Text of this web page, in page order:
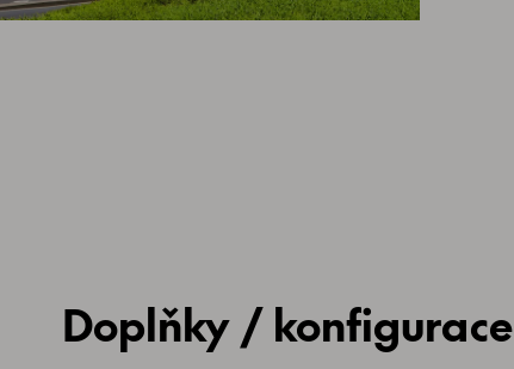
Doplňky / konfigurace